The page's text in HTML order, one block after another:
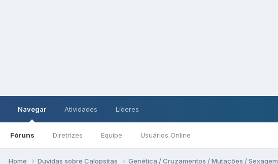
Navegar
Fóruns Diretrizes Equipe Usuários Online
Atividades Líderes
Home Duvidas sobre Calopsitas Genética / Cruzamentos / Mutações / Sexagem